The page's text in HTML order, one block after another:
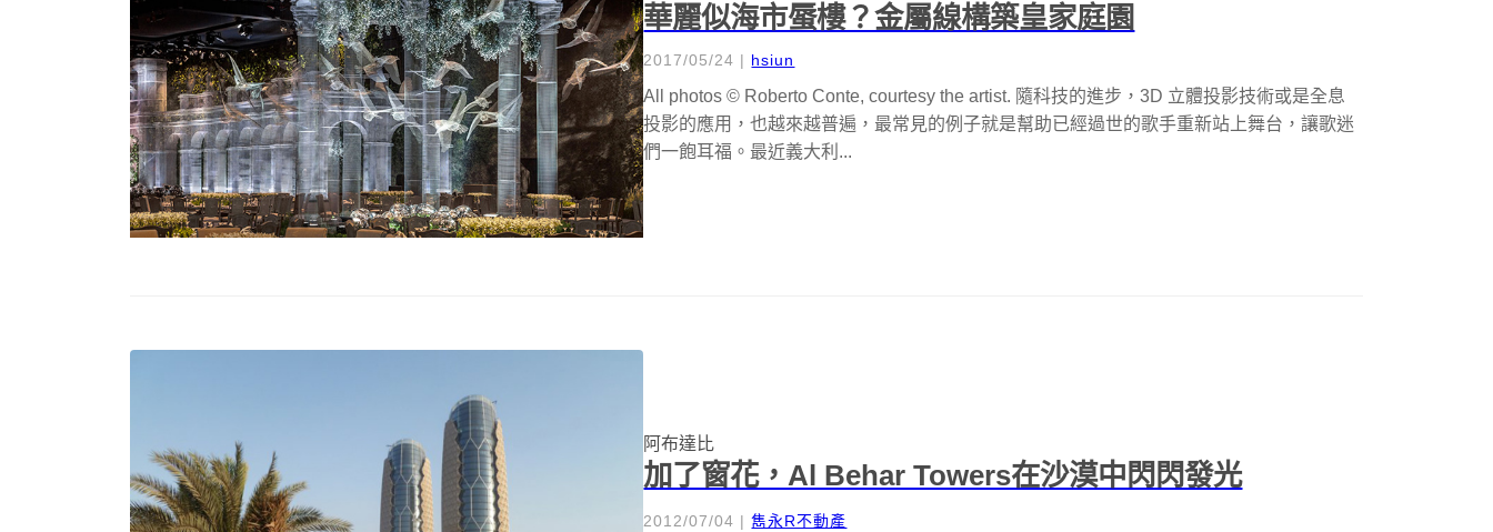
華麗似海市蜃樓？金屬線構築皇家庭園
2017/05/24 | hsiun
All photos © Roberto Conte, courtesy the artist. 隨科技的進步，3D 立體投影技術或是全息
投影的應用，也越來越普遍，最常見的例子就是幫助已經過世的歌手重新站上舞台，讓歌迷
們一飽耳福。最近義大利...
阿布達比
加了窗花，Al Behar Towers在沙漠中閃閃發光
2012/07/04 |雋永R不動產